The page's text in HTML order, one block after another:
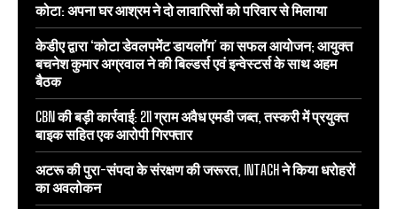
कोटा: अपना घर आश्रम ने दो लावारिसों को परिवार से मिलाया
केडीए द्वारा ‘कोटा डेवलपमेंट डायलॉग’ का सफल आयोजन; आयुक्त
बचनेश कुमार अग्रवाल ने की बिल्डर्स एवं इन्वेस्टर्स के साथ अहम
बैठक
CBN की बड़ी कार्रवाई: 211 ग्राम अवैध एमडी जब्त, तस्करी में प्रयुक्त
बाइक सहित एक आरोपी गिरफ्तार
अटरू की पुरा-संपदा के संरक्षण की जरूरत, INTACH ने किया धरोहरों
का अवलोकन